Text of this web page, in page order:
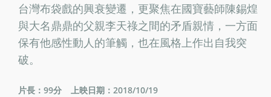
台灣布袋戲的興衰變遷，更聚焦在國寶藝師陳錫煌
與大名鼎鼎的父親李天祿之間的矛盾親情，一方面
保有他感性動人的筆觸，也在風格上作出自我突
破。
片長：99分 上映日期：2018/10/19